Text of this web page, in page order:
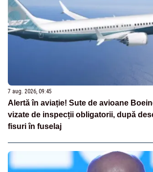
7 aug. 2026, 09:45
Alertă în aviație! Sute de avioane
vizate de inspecții obligatorii, după
fisuri în fuselaj